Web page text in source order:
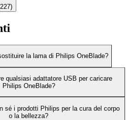
la lama di Philips OneBlade?
qualsiasi adattatore USB per caricare
Philips OneBlade?
sé i prodotti Philips per la cura del corpo
o la bellezza?